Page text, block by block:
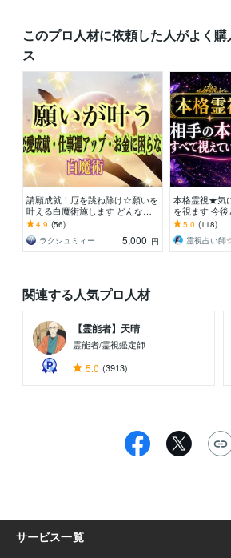
このプロ人材に依頼した人がよく
ス
請願成就！厄を跳ね除け☆願いを
叶える白魔術施します どんな願
いも叶う！！何だかよくわからな
い不調にも☆
4.9 (56)
ラクシュミィー
5,000 円
本格霊視★気
を視ます 今
も鑑定します★
5.0 (118)
霊視占い
関連する人気プロ人材
【霊能者】天晴
霊能者/霊視鑑定師
5.0 (3913)